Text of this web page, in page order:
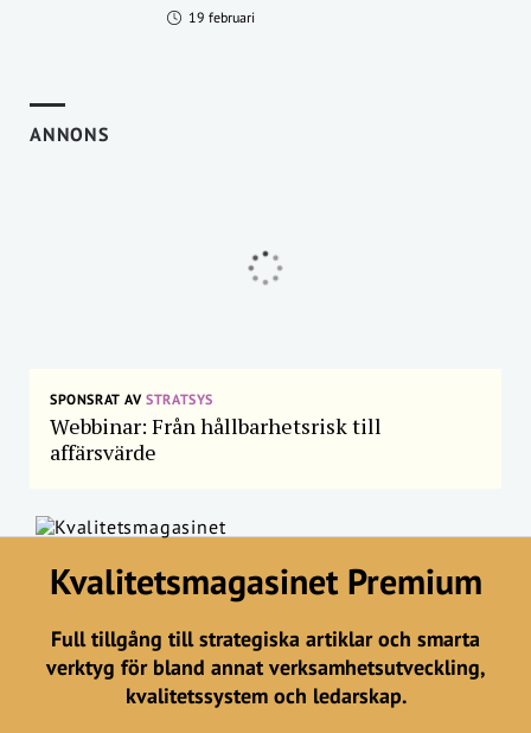
19 februari
ANNONS
SPONSRAT AVSTRATSYS
Webbinar: Från hållbarhetsrisk till
affärsvärde
Kvalitetsmagasinet Premium
Full tillgång till strategiska artiklar och smarta
verktyg för bland annat verksamhetsutveckling,
kvalitetssystem och ledarskap.